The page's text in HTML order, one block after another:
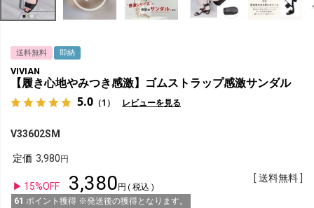
送料無料 即納
VIVIAN
【履き心地やみつき感激】ゴムストラップ感激サンダル
5.0 （1） レビューを見る
V33602SM
定価 3,980
15%OFF 3,380
税込
61 ポイント獲得 ※発送後の獲得となります。
送料無料